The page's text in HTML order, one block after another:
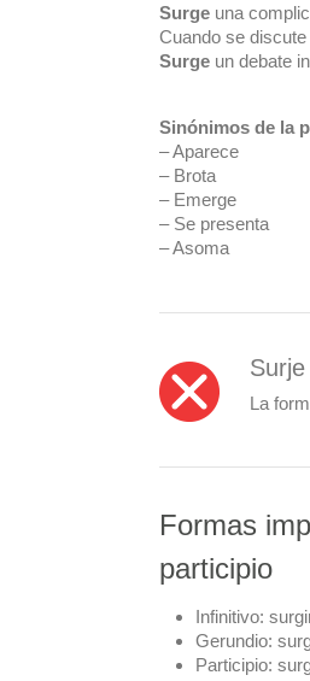
Surge una
Cuando se
Surge un debate
Sinónimos de la
– Aparece
– Brota
– Emerge
– Se presenta
– Asoma
Surje
La
Formas
participio
Infinitivo:
Gerundio:
Participio: